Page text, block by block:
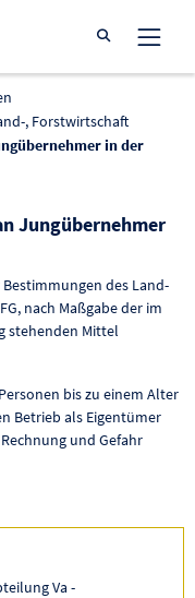
Suche öffnen
, Forstwirtschaft
in der
Jungübernehmer
des Land-
nach Maßgabe der im
stehenden Mittel
bis zu einem Alter
Betrieb als Eigentümer
und Gefahr
Va -